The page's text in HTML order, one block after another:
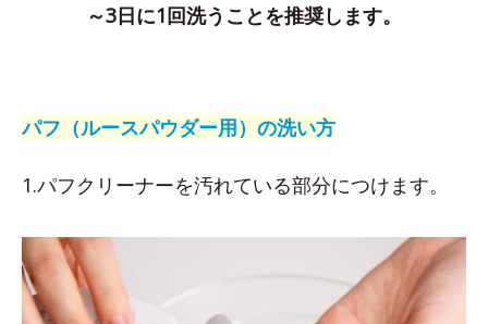
～3日に1回洗うことを推奨します。
パフ（ルースパウダー用）の洗い方
1.パフクリーナーを汚れている部分につけます。